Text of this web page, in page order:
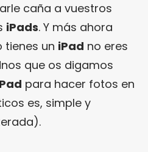
caña a vuestros
iPads. Y más ahora
tienes un iPad no eres
que os digamos
para hacer fotos en
es, simple y